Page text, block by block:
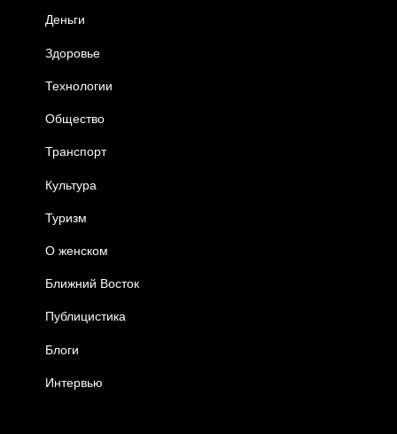
Деньги
Здоровье
Технологии
Общество
Транспорт
Культура
Туризм
О женском
Ближний Восток
Публицистика
Блоги
Интервью